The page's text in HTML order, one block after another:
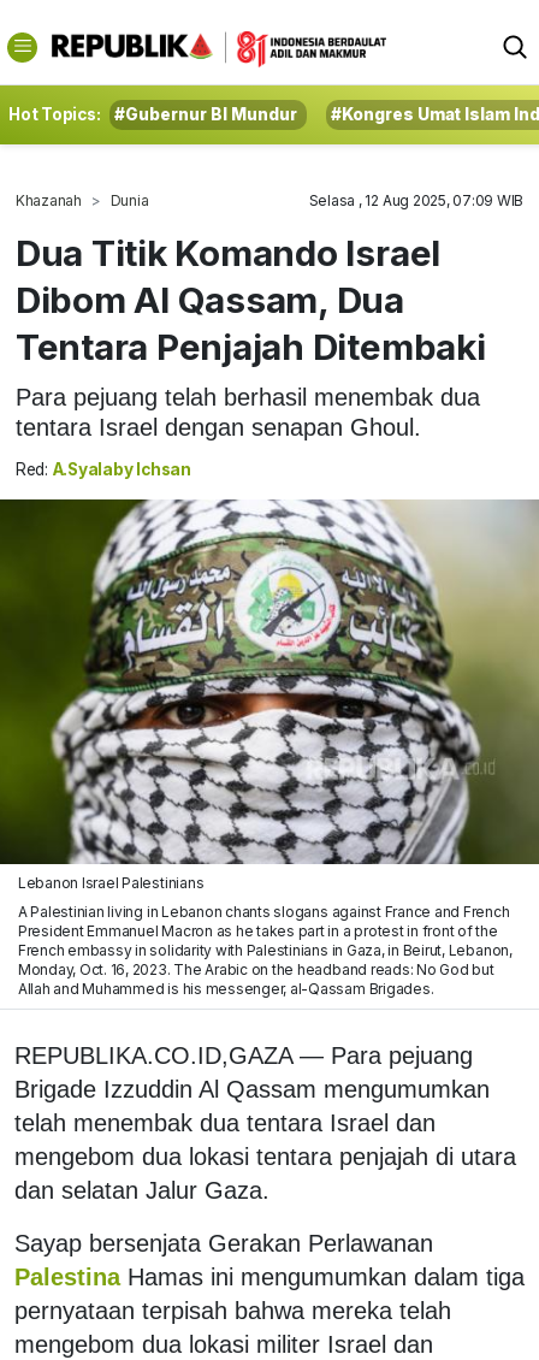
Hot Topics: #Gubernur BI Mundur #Kongres Umat Islam
Khazanah Dunia Selasa , 12 Aug 2025, 07:09 WIB
Dua Titik Komando Israel
Dibom Al Qassam, Dua
Tentara Penjajah Ditembaki
Para pejuang telah berhasil menembak dua
tentara Israel dengan senapan Ghoul.
Red: A.Syalaby Ichsan
Lebanon Israel Palestinians
A Palestinian living in Lebanon chants slogans against France and French
President Emmanuel Macron as he takes part in a protest in front of the
French embassy in solidarity with Palestinians in Gaza, in Beirut, Lebanon,
Monday, Oct. 16, 2023. The Arabic on the headband reads: No God but
Allah and Muhammed is his messenger, al-Qassam Brigades.
REPUBLIKA.CO.ID,GAZA — Para pejuang
Brigade Izzuddin Al Qassam mengumumkan
telah menembak dua tentara Israel dan
mengebom dua lokasi tentara penjajah di utara
dan selatan Jalur Gaza.
Sayap bersenjata Gerakan Perlawanan
Palestina Hamas ini mengumumkan dalam tiga
pernyataan terpisah bahwa mereka telah
mengebom dua lokasi militer Israel dan